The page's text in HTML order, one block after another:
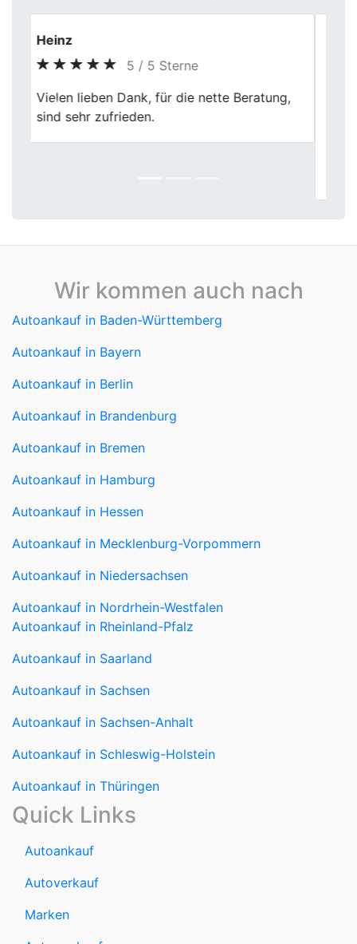
Uwe S.
5 / 5 Sterne
Kilometerstand, Ausstattung und
Pflegezustand wurden realistisch
Previous
Wir kommen auch nach
Autoankauf in Baden-Württemberg
Autoankauf in Bayern
Autoankauf in Berlin
Autoankauf in Brandenburg
Autoankauf in Bremen
Autoankauf in Hamburg
Autoankauf in Hessen
Autoankauf in Mecklenburg-Vorpommern
Autoankauf in Niedersachsen
Autoankauf in Nordrhein-Westfalen
Autoankauf in Rheinland-Pfalz
Autoankauf in Saarland
Autoankauf in Sachsen
Autoankauf in Sachsen-Anhalt
Autoankauf in Schleswig-Holstein
Autoankauf in Thüringen
Quick Links
Autoankauf
Autoverkauf
Marken